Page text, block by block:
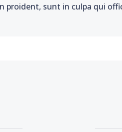
sunt in culpa qui